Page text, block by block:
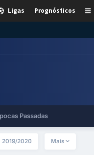
Prognósticos
Ligas
Passadas
2019/2020 Mais